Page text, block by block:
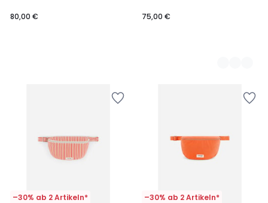
80,00 €
75,00 €
–30% ab 2 Artikeln* –30% ab 2 Artikeln*